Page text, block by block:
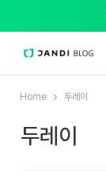
Home 두레이
두레이